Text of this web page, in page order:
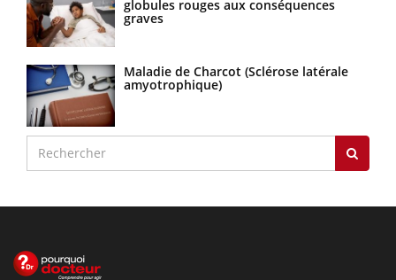
globules rouges aux conséquences
graves
Maladie de Charcot (Sclérose latérale
amyotrophique)